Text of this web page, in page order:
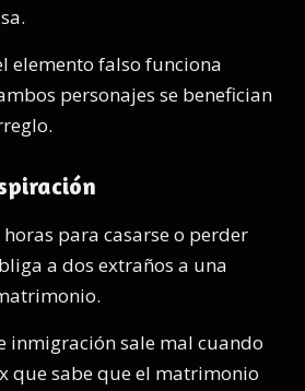
elemento falso funciona
personajes se benefician
para casarse o perder
a dos extraños a una
inmigración sale mal cuando
que sabe que el matrimonio